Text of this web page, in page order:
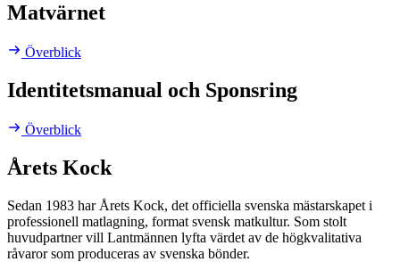
Matvärnet
Överblick
Identitetsmanual och Sponsring
Överblick
Årets Kock
Sedan 1983 har Årets Kock, det officiella svenska mästarskapet i
professionell matlagning, format svensk matkultur. Som stolt
huvudpartner vill Lantmännen lyfta värdet av de högkvalitativa
råvaror som produceras av svenska bönder.